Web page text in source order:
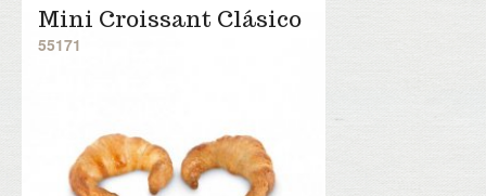
Mini Croissant Clásico
55171